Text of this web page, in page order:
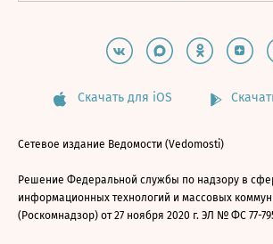
Скачать для iOS
Сетевое издание Ведомости (Vedomosti)
Решение Федеральной службы по надзору в
информационных технологий и массовых
(Роскомнадзор) от 27 ноября 2020 г. ЭЛ № ФС 77-